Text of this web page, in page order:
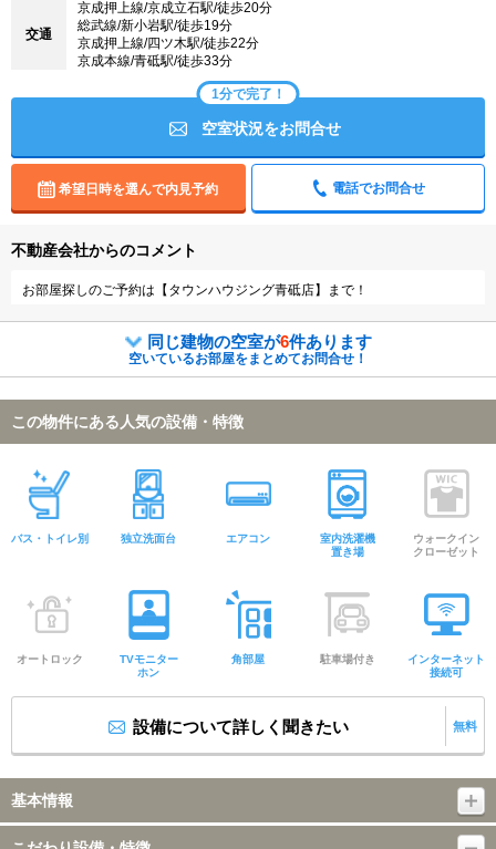
交通
京成押上線/京成立石駅/徒歩20分
総武線/新小岩駅/徒歩19分
京成押上線/四ツ木駅/徒歩22分
京成本線/青砥駅/徒歩33分
1分で完了！
空室状況をお問合せ
希望日時を選んで内見予約 電話でお問合せ
不動産会社からのコメント
お部屋探しのご予約は【タウンハウジング青砥店】まで！
同じ建物の空室が6件あります
空いているお部屋をまとめてお問合せ！
この物件にある人気の設備・特徴
バス・トイレ別 独立洗面台 エアコン
室内洗濯機
置き場
ウォークイン
クローゼット
オートロック
TVモニター
ホン
角部屋 駐車場付き
インターネット
接続可
設備について詳しく聞きたい 無料
基本情報